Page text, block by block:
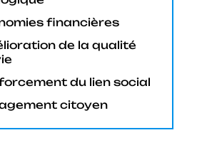
financières
de la qualité
du lien social
citoyen